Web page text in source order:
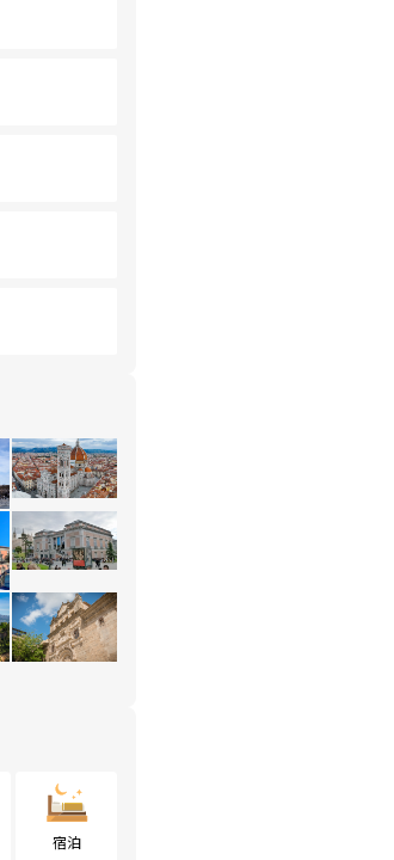
宿泊